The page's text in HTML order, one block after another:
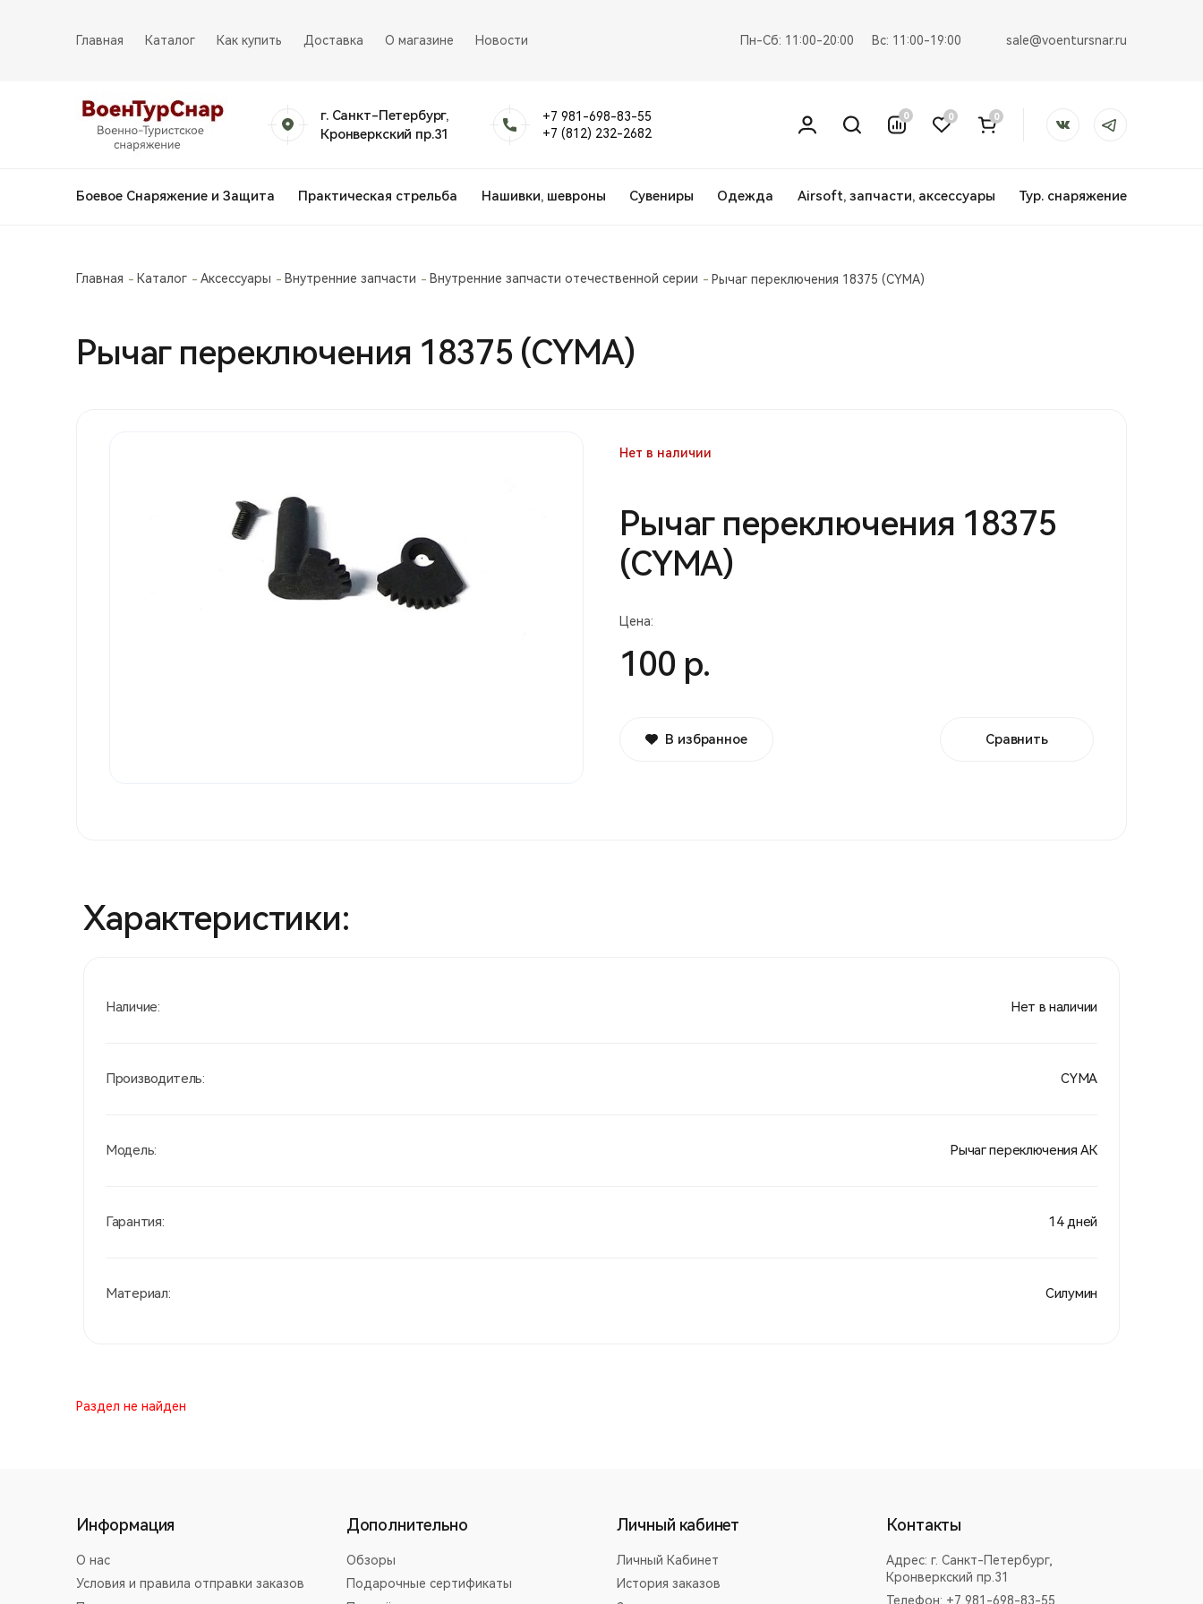
Главная Каталог Как купить Доставка О магазине Новости Пн-Сб: 11:00-20:00 Вс: 11:00-19:00 sale@voentursnar.ru
г. Санкт-Петербург,
Кронверкский пр.31
+7 981-698-83-55
+7 (812) 232-2682
0 0 0
Боевое Снаряжение и Защита Практическая стрельба Нашивки, шевроны Сувениры Одежда Airsoft, запчасти, аксессуары Тур. снаряжение
Главная Каталог Аксессуары Внутренние запчасти Внутренние запчасти отечественной серии Рычаг переключения 18375 (CYMA)
Рычаг переключения 18375 (CYMA)
Нет в наличии
Рычаг переключения 18375
(CYMA)
Цена:
100 р.
В избранное Сравнить
Характеристики:
Наличие: Нет в наличии
Производитель: CYMA
Модель: Рычаг переключения АК
Гарантия: 14 дней
Материал: Силумин
Раздел не найден
Информация
О нас
Условия и правила отправки заказов
Дополнительно
Обзоры
Подарочные сертификаты
Личный кабинет
Личный Кабинет
История заказов
Контакты
Адрес:г. Санкт-Петербург,
Кронверкский пр.31
Телефон: +7 981-698-83-55